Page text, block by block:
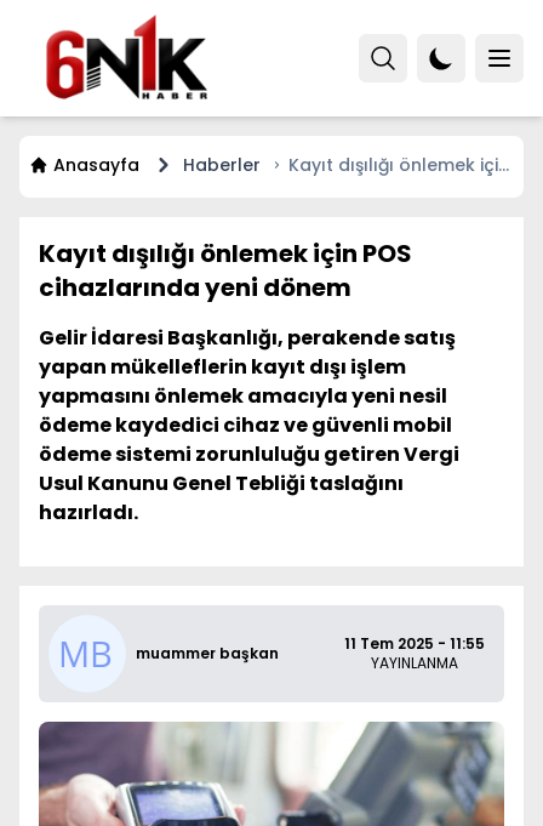
Anasayfa Haberler
Kayıt dışılığı önlemek için
Kayıt dışılığı önlemek için POS
cihazlarında yeni dönem
Gelir İdaresi Başkanlığı, perakende satış
yapan mükelleflerin kayıt dışı işlem
yapmasını önlemek amacıyla yeni nesil
ödeme kaydedici cihaz ve güvenli mobil
ödeme sistemi zorunluluğu getiren Vergi
Usul Kanunu Genel Tebliği taslağını
hazırladı.
muammer başkan
11 Tem 2025 - 11:55
YAYINLANMA